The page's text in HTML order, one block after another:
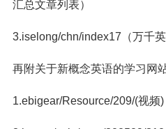
汇总文章列表）
3.iselong/chn/index17（万千
再附关于新概念英语的学习网
1.ebigear/Resource/209/(视频)